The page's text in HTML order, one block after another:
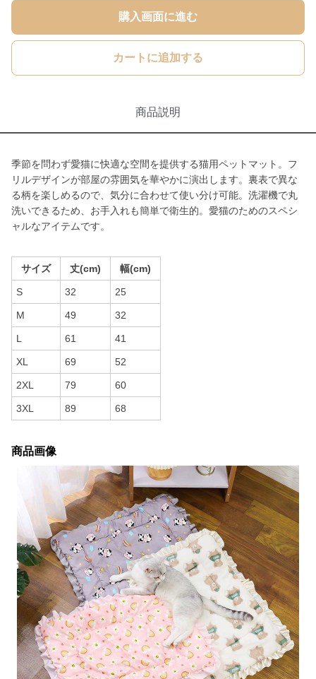
購入画面に進む
カートに追加する
商品説明
季節を問わず愛猫に快適な空間を提供する猫用ペットマット。フ
リルデザインが部屋の雰囲気を華やかに演出します。裏表で異な
る柄を楽しめるので、気分に合わせて使い分け可能。洗濯機で丸
洗いできるため、お手入れも簡単で衛生的。愛猫のためのスペシ
ャルなアイテムです。
サイズ 丈(cm) 幅(cm)
S 32 25
M 49 32
L 61 41
XL 69 52
2XL 79 60
3XL 89 68
商品画像